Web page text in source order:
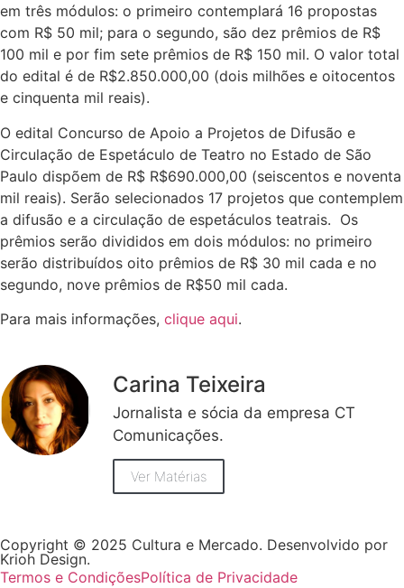
em três módulos: o primeiro contemplará 16 propostas
com R$ 50 mil; para o segundo, são dez prêmios de R$
100 mil e por fim sete prêmios de R$ 150 mil. O valor total
do edital é de R$2.850.000,00 (dois milhões e oitocentos
e cinquenta mil reais).
O edital Concurso de Apoio a Projetos de Difusão e
Circulação de Espetáculo de Teatro no Estado de São
Paulo dispõem de R$ R$690.000,00 (seiscentos e noventa
mil reais). Serão selecionados 17 projetos que contemplem
a difusão e a circulação de espetáculos teatrais. Os
prêmios serão divididos em dois módulos: no primeiro
serão distribuídos oito prêmios de R$ 30 mil cada e no
segundo, nove prêmios de R$50 mil cada.
Para mais informações, clique aqui.
Carina Teixeira
Jornalista e sócia da empresa CT
Comunicações.
Ver Matérias
Copyright © 2025 Cultura e Mercado. Desenvolvido por
Krioh Design.
Termos e CondiçõesPolítica de Privacidade